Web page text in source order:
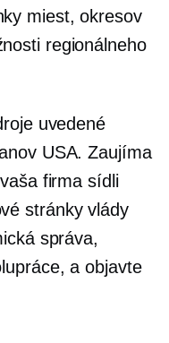
miest, okresov
regionálneho
uvedené
USA. Zaujíma
firma sídli
stránky vlády
správa,
a objavte